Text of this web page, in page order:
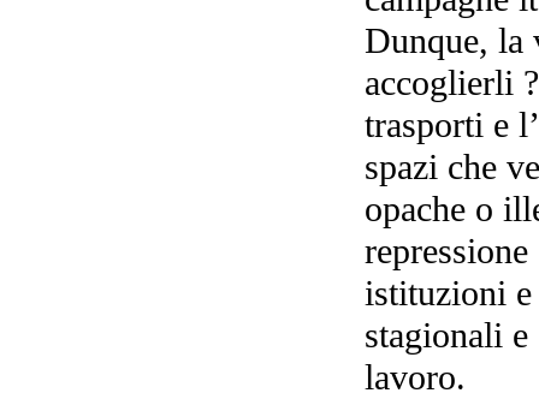
Dunque, la
accoglierli
trasporti e
spazi che
opache o
istituzioni
stagionali
lavoro.